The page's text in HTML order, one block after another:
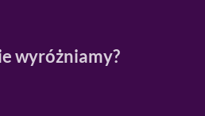
wyróżniamy?